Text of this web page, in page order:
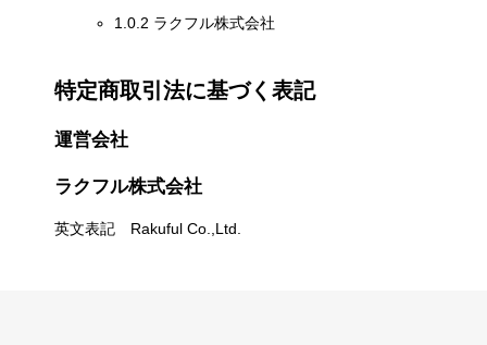
1.0.2 ラクフル株式会社
特定商取引法に基づく表記
運営会社
ラクフル株式会社
英文表記 Rakuful Co.,Ltd.